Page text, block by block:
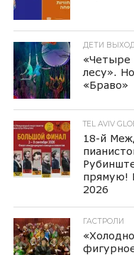
ДЕТИ
«Четыре
лесу».
«Браво»
TEL AVIV
18-й
прямую!
2026
ГАСТРОЛИ